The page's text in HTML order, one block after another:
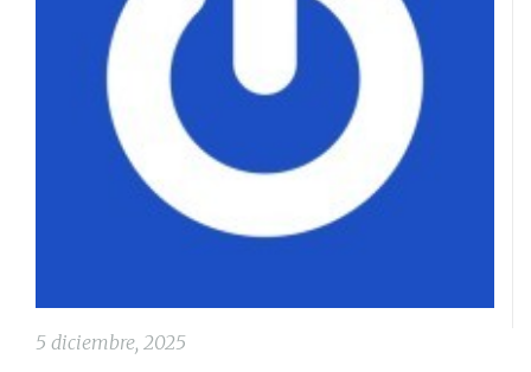
5 diciembre, 2025